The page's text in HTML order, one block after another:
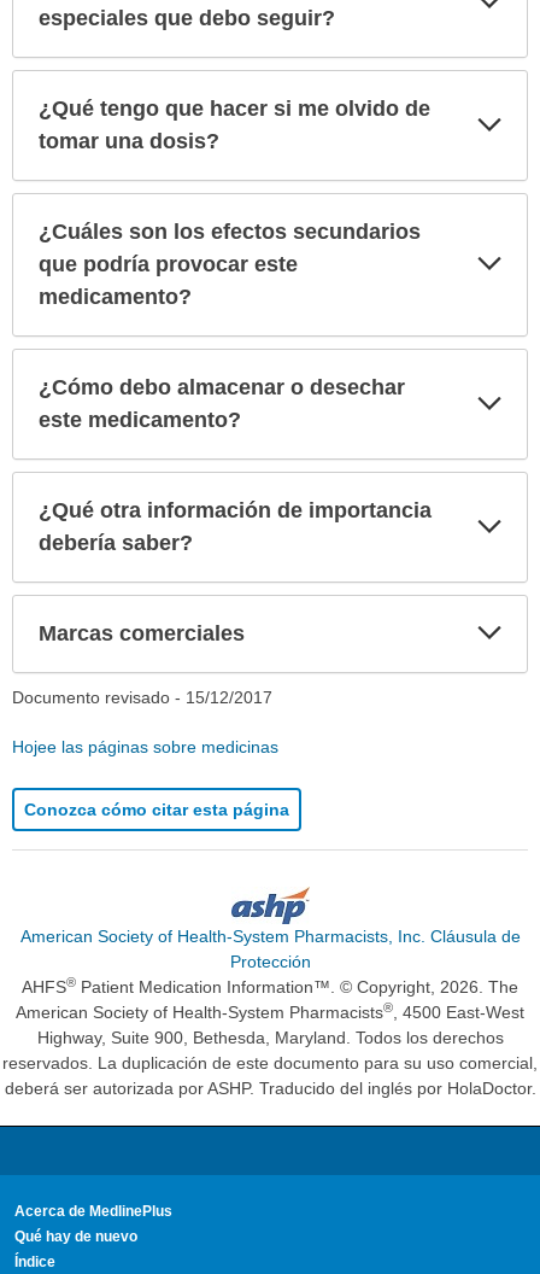
especiales que debo seguir?
¿Qué tengo que hacer si me olvido de
tomar una dosis?
¿Cuáles son los efectos secundarios
que podría provocar este
medicamento?
¿Cómo debo almacenar o desechar
este medicamento?
¿Qué otra información de importancia
debería saber?
Marcas comerciales
Documento revisado - 15/12/2017
Hojee las páginas sobre medicinas
Conozca cómo citar esta página
American Society of Health-System Pharmacists, Inc. Cláusula de
Protección
AHFS® Patient Medication Information™. © Copyright, 2026. The
American Society of Health-System Pharmacists®, 4500 East-West
Highway, Suite 900, Bethesda, Maryland. Todos los derechos
reservados. La duplicación de este documento para su uso comercial,
deberá ser autorizada por ASHP. Traducido del inglés por HolaDoctor.
Acerca de MedlinePlus
Qué hay de nuevo
Índice